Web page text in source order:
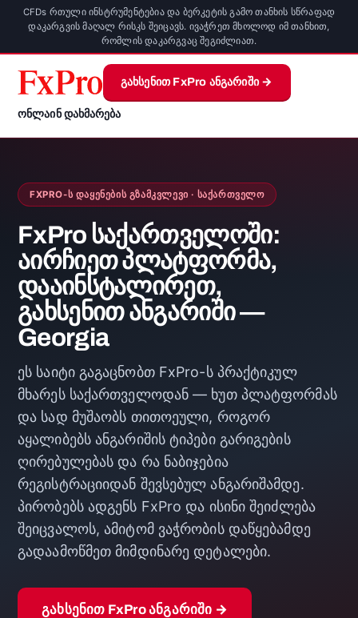
CFDs რთული ინსტრუმენტებია და ბერკეტის გამო თანხის სწრაფად
დაკარგვის მაღალ რისკს შეიცავს. ივაჭრეთ მხოლოდ იმ თანხით,
რომლის დაკარგვაც შეგიძლიათ.
ონლაინ დახმარება
გახსენით FxPro ანგარიში →
FXPRO-Ს ᲓᲐᲧᲔᲜᲔᲑᲘᲡ ᲒᲖᲐᲛᲙᲕᲚᲔᲕᲘ · ᲡᲐᲥᲐᲠᲗᲕᲔᲚᲝ
FxPro საქართველოში:
აირჩიეთ პლატფორმა,
დააინსტალირეთ,
გახსენით ანგარიში —
Georgia
ეს საიტი გაგაცნობთ FxPro-ს პრაქტიკულ
მხარეს საქართველოდან — ხუთ პლატფორმას
და სად მუშაობს თითოეული, როგორ
აყალიბებს ანგარიშის ტიპები გარიგების
ღირებულებას და რა ნაბიჯებია
რეგისტრაციიდან შევსებულ ანგარიშამდე.
პირობებს ადგენს FxPro და ისინი შეიძლება
შეიცვალოს, ამიტომ ვაჭრობის დაწყებამდე
გადაამოწმეთ მიმდინარე დეტალები.
გახსენით FxPro ანგარიში →